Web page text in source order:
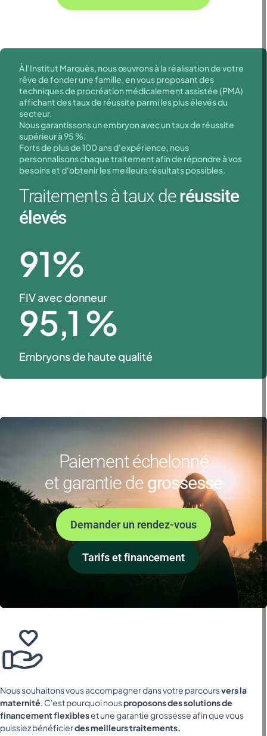
À l'Institut Marquès, nous œuvrons à la réalisation de votre
rêve de fonder une famille, en vous proposant des
techniques de procréation médicalement assistée (PMA)
affichant des taux de réussite parmi les plus élevés du
secteur.
Nous garantissons un embryon avec un taux de réussite
supérieur à 95 %.
Forts de plus de 100 ans d'expérience, nous
personnalisons chaque traitement afin de répondre à vos
besoins et d'obtenir les meilleurs résultats possibles.
Traitements à taux deréussite
élevés
91%
FIV avec donneur
95,1 %
Embryons de haute qualité
Paiement échelonné
et garantie de grossesse
Demander un rendez-vous
Tarifs et financement
Nous souhaitons vous accompagner dans votre parcoursvers la
maternité. C'est pourquoi nousproposons des solutions de
financement flexibleset une garantie grossesse afin que vous
puissiez bénéficierdes meilleurs traitements.